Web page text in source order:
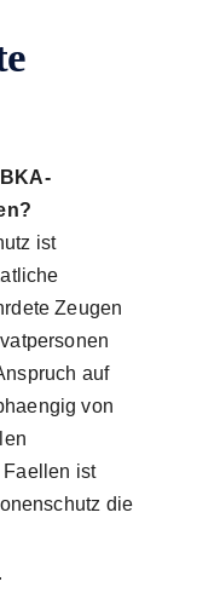
ist
Zeugen
auf
von
Faellen ist
die